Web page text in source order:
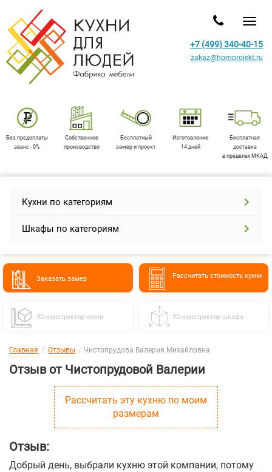
Без предоплаты
аванс - 0%
Собственное
производство
Бесплатный
замер и проект
Изготовление
14 дней
Бесплатная
доставка
в пределах МКАД
+7 (499) 340-40-15
zakaz@homprojekt.ru
Кухни по категориям
Шкафы по категориям
Заказать замер Расcчитать стоимость кухни
3D конструктор кухни 3D конструктор шкафа
Главная Отзывы Чистопрудова Валерия Михайловна
Отзыв от Чистопрудовой Валерии
Рассчитать эту кухню по моим
размерам
Отзыв:
Добрый день, выбрали кухню этой компании, потому